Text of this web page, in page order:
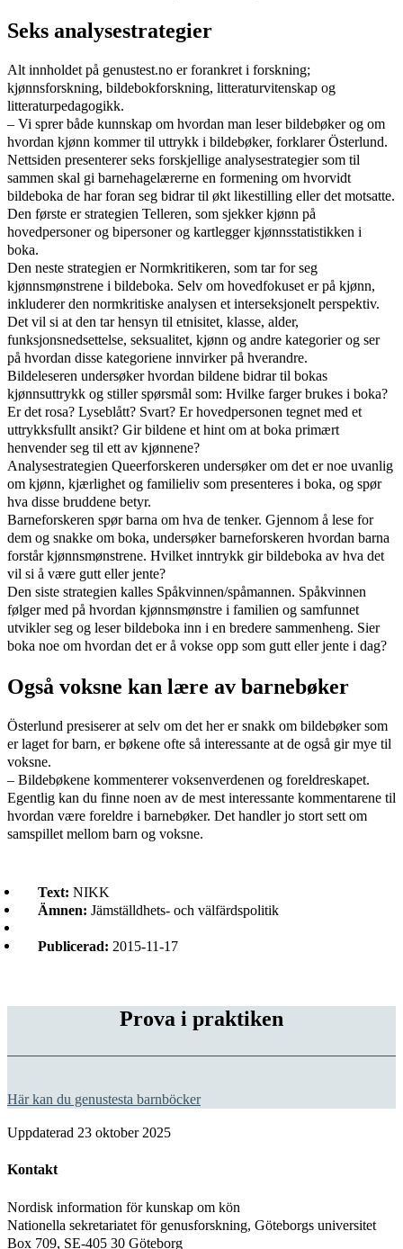
Seks analysestrategier
Alt innholdet på genustest.no er forankret i forskning;
kjønnsforskning, bildebokforskning, litteraturvitenskap og
litteraturpedagogikk.
– Vi sprer både kunnskap om hvordan man leser bildebøker og om
hvordan kjønn kommer til uttrykk i bildebøker, forklarer Österlund.
Nettsiden presenterer seks forskjellige analysestrategier som til
sammen skal gi barnehagelærerne en formening om hvorvidt
bildeboka de har foran seg bidrar til økt likestilling eller det motsatte.
Den første er strategien Telleren, som sjekker kjønn på
hovedpersoner og bipersoner og kartlegger kjønnsstatistikken i
boka.
Den neste strategien er Normkritikeren, som tar for seg
kjønnsmønstrene i bildeboka. Selv om hovedfokuset er på kjønn,
inkluderer den normkritiske analysen et interseksjonelt perspektiv.
Det vil si at den tar hensyn til etnisitet, klasse, alder,
funksjonsnedsettelse, seksualitet, kjønn og andre kategorier og ser
på hvordan disse kategoriene innvirker på hverandre.
Bildeleseren undersøker hvordan bildene bidrar til bokas
kjønnsuttrykk og stiller spørsmål som: Hvilke farger brukes i boka?
Er det rosa? Lyseblått? Svart? Er hovedpersonen tegnet med et
uttrykksfullt ansikt? Gir bildene et hint om at boka primært
henvender seg til ett av kjønnene?
Analysestrategien Queerforskeren undersøker om det er noe uvanlig
om kjønn, kjærlighet og familieliv som presenteres i boka, og spør
hva disse bruddene betyr.
Barneforskeren spør barna om hva de tenker. Gjennom å lese for
dem og snakke om boka, undersøker barneforskeren hvordan barna
forstår kjønnsmønstrene. Hvilket inntrykk gir bildeboka av hva det
vil si å være gutt eller jente?
Den siste strategien kalles Spåkvinnen/spåmannen. Spåkvinnen
følger med på hvordan kjønnsmønstre i familien og samfunnet
utvikler seg og leser bildeboka inn i en bredere sammenheng. Sier
boka noe om hvordan det er å vokse opp som gutt eller jente i dag?
Også voksne kan lære av barnebøker
Österlund presiserer at selv om det her er snakk om bildebøker som
er laget for barn, er bøkene ofte så interessante at de også gir mye til
voksne.
– Bildebøkene kommenterer voksenverdenen og foreldreskapet.
Egentlig kan du finne noen av de mest interessante kommentarene til
hvordan være foreldre i barnebøker. Det handler jo stort sett om
samspillet mellom barn og voksne.
Text: NIKK
Ämnen: Jämställdhets- och välfärdspolitik
Publicerad: 2015-11-17
Prova i praktiken
Här kan du genustesta barnböcker
Uppdaterad 23 oktober 2025
Kontakt
Nordisk information för kunskap om kön
Nationella sekretariatet för genusforskning, Göteborgs universitet
Box 709, SE-405 30 Göteborg